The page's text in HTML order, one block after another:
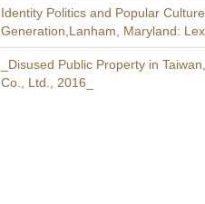
Identity Politics and Popular
Generation,Lanham, Maryland:
_Disused Public Property in
Co., Ltd., 2016_